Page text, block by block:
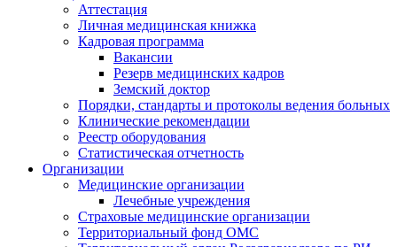
Аттестация
Личная медицинская книжка
Кадровая программа
Вакансии
Резерв медицинских кадров
Земский доктор
Порядки, стандарты и протоколы ведения больных
Клинические рекомендации
Реестр оборудования
Статистическая отчетность
Организации
Медицинские организации
Лечебные учреждения
Страховые медицинские организации
Территориальный фонд ОМС